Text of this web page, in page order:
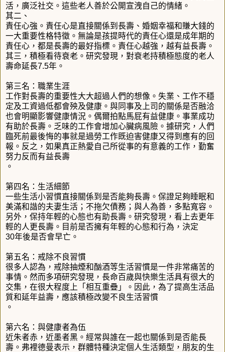
活，廣泛社交。這些老人善於公開宣洩自己的情緒。
其二、
責任心強。責任心是直接關係到長壽、婚姻幸福和賺大錢的
一大重要性格特徵。無論是孩提時代的責任心還是成年期的
責任心，都是長壽的最好指標。責任心越強，越有益長壽。
其三，積極看待衰老。研究發現，對衰老持積極態度的老人
壽命延長7.5年。
第三名：職業生涯
工作對長壽的重要性大大超過人們的想像。失業、工作不穩
定及工資過低都會殃及健康。與同事及上司的關係是否融洽
也會明顯影響健康情況。偶爾拍點馬屁有益健康。事業成功
有助於長壽。乏味的工作會增加心臟病風險。據研究，人們
臨死前最後悔的事就是過勞工作既迫害健康又得到應有的回
報。反之，如果真正熱愛自己所從事的有意義的工作，勤奮
努力反而有益長壽
。
第四名：生活細節
一些生活小習慣直接關係到是否能夠長壽。保證足夠睡眠和
美滿和諧的夫妻生活；不拖欠債務；與人為善，多點寬容。
另外，保持年輕的心態也有助長壽。研究發現，看上去更年
輕的人更長壽。目前是否擁有年輕的心態和行為，決定
30年後是否會早亡。
第五名：戒除不良習慣
很多人認為，戒除抽煙和酗酒等生活習慣是一件非常痛苦的
事情。然而多項研究發現，長命百歲與快樂生活具有很大的
交集，在很大程度上「相互重疊」。因此，為了提高生活品
質和延年益壽，應該積極改變不良生活習慣
。
第六名：與健康者為伍
近朱者赤，近墨者黑。經常與誰在一起也關係到是否能長
壽。弗裡德曼表示，群體特種決定個人生活類型，朋友的生